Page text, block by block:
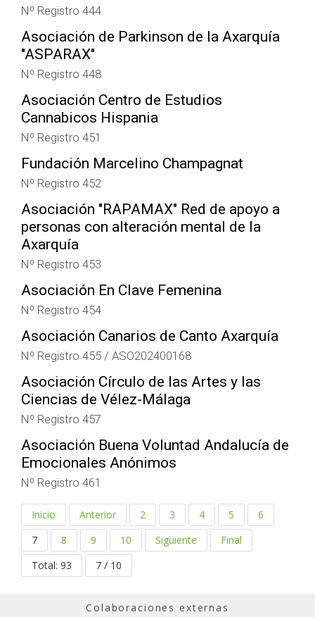
Nº Registro 444
Asociación de Parkinson de la Axarquía
"ASPARAX"
Nº Registro 448
Asociación Centro de Estudios
Cannabicos Hispania
Nº Registro 451
Fundación Marcelino Champagnat
Nº Registro 452
Asociación "RAPAMAX" Red de apoyo a
personas con alteración mental de la
Axarquía
Nº Registro 453
Asociación En Clave Femenina
Nº Registro 454
Asociación Canarios de Canto Axarquía
Nº Registro 455 / ASO202400168
Asociación Círculo de las Artes y las
Ciencias de Vélez-Málaga
Nº Registro 457
Asociación Buena Voluntad Andalucía de
Emocionales Anónimos
Nº Registro 461
Inicio Anterior 2 3 4 5
6
7
8 9 10 Siguiente
Final
Total: 93
7 / 10
Colaboraciones externas